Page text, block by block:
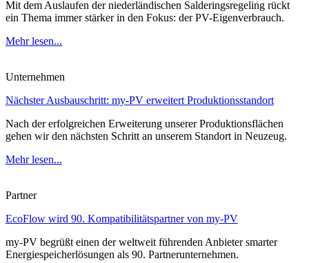
Mit dem Auslaufen der niederländischen Salderingsregeling rückt
ein Thema immer stärker in den Fokus: der PV-Eigenverbrauch.
Mehr lesen...
Unternehmen
Nächster Ausbauschritt: my-PV erweitert Produktionsstandort
Nach der erfolgreichen Erweiterung unserer Produktionsflächen
gehen wir den nächsten Schritt an unserem Standort in Neuzeug.
Mehr lesen...
Partner
EcoFlow wird 90. Kompatibilitätspartner von my-PV
my-PV begrüßt einen der weltweit führenden Anbieter smarter
Energiespeicherlösungen als 90. Partnerunternehmen.